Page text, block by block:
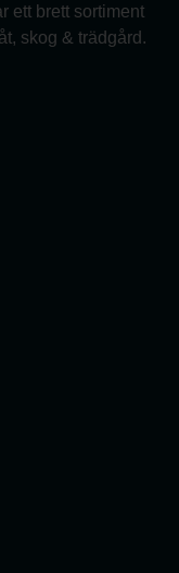
ett brett sortiment
skog & trädgård.